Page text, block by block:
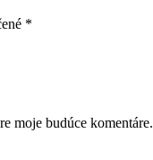
*
moje budúce komentáre.